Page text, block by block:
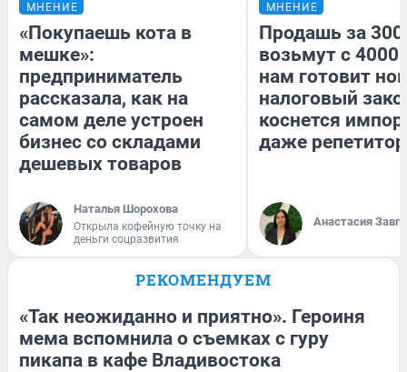
МНЕНИЕ
«Покупаешь кота в
мешке»:
предприниматель
рассказала, как на
самом деле устроен
бизнес со складами
дешевых товаров
Наталья Шорохова
Открыла кофейную точку на
деньги соцразвития
МНЕНИЕ
Продашь за
возьмут с
нам готовит
налоговый
коснется
даже
Анастасия
РЕКОМЕНДУЕМ
«Так неожиданно и приятно». Героиня
мема вспомнила о съемках с гуру
пикапа в кафе Владивостока